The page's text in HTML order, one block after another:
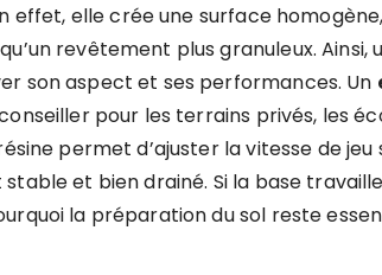
effet, elle crée une surface
revêtement plus granuleux.
son aspect et ses performances. Un
pour les terrains privés, les
permet d’ajuster la vitesse de
et bien drainé. Si la base
la préparation du sol reste